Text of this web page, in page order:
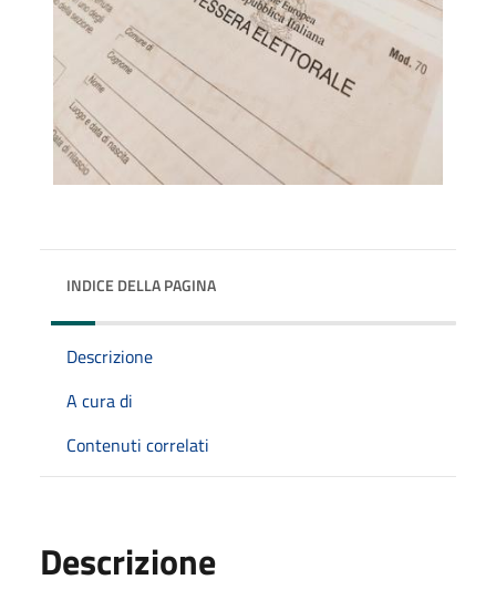
INDICE DELLA PAGINA
Descrizione
A cura di
Contenuti correlati
Descrizione